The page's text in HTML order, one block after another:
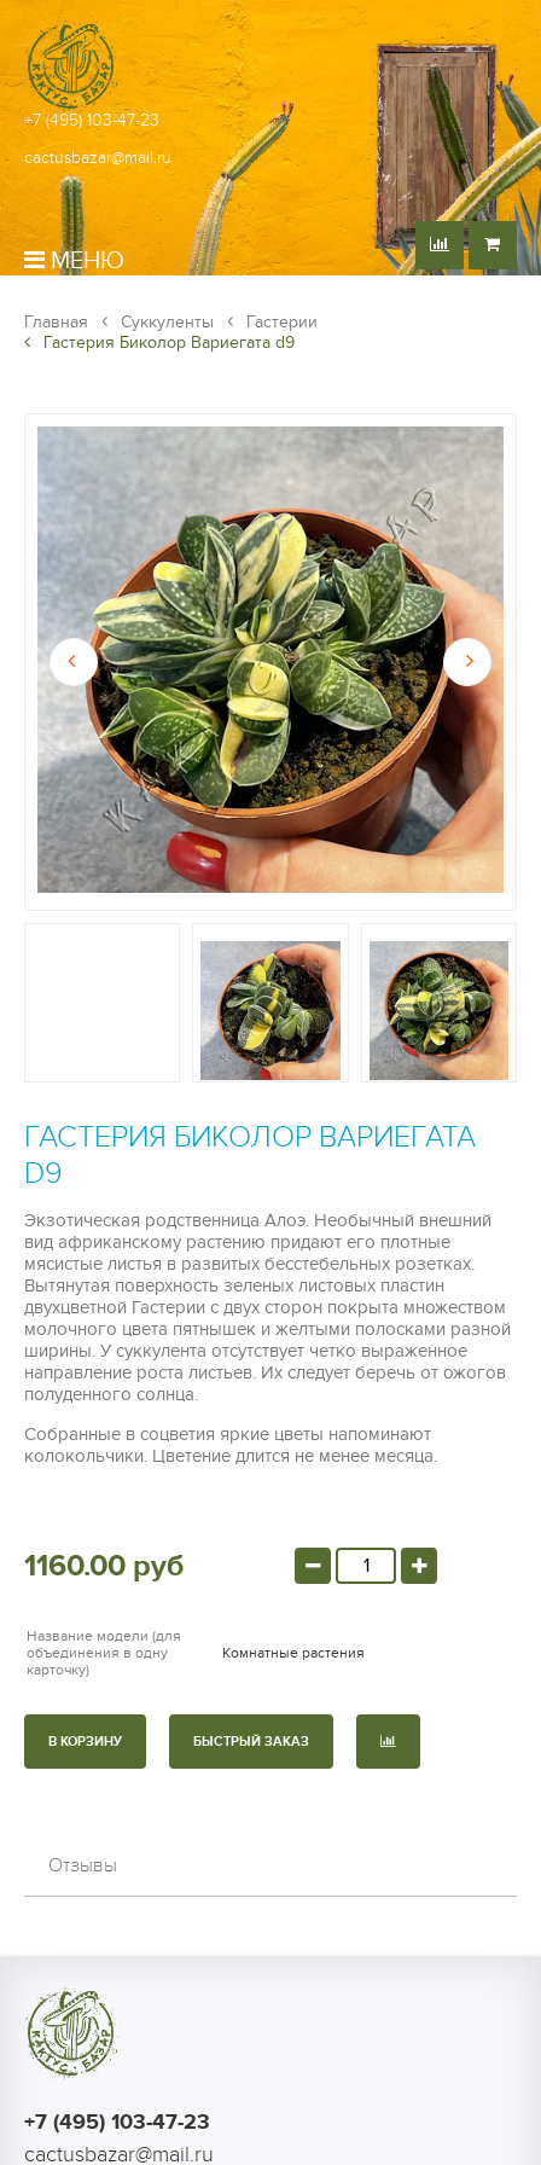
+7 (495) 103-47-23
cactusbazar@mail.ru
МЕНЮ
Главная Суккуленты
Гастерии
Гастерия Биколор Вариегата d9
ГАСТЕРИЯ БИКОЛОР ВАРИЕГАТА
D9
Экзотическая родственница Алоэ. Необычный внешний
вид африканскому растению придают его плотные
мясистые листья в развитых бесстебельных розетках.
Вытянутая поверхность зеленых листовых пластин
двухцветной Гастерии с двух сторон покрыта множеством
молочного цвета пятнышек и желтыми полосками разной
ширины. У суккулента отсутствует четко выраженное
направление роста листьев. Их следует беречь от ожогов
полуденного солнца.
Собранные в соцветия яркие цветы напоминают
колокольчики. Цветение длится не менее месяца.
1160.00 руб
Название модели (для
объединения в одну
карточку)
Комнатные растения
В КОРЗИНУ БЫСТРЫЙ ЗАКАЗ
Отзывы
+7 (495) 103-47-23
cactusbazar@mail.ru